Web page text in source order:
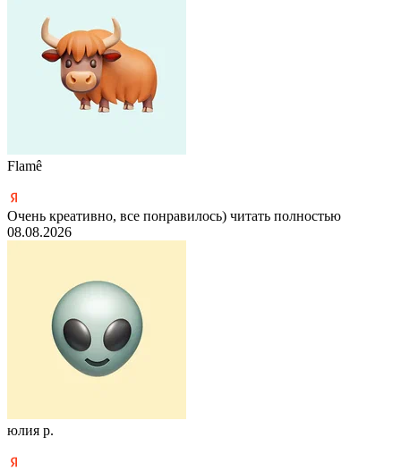
Flamê
Очень креативно, все понравилось) читать полностью
08.08.2026
юлия р.